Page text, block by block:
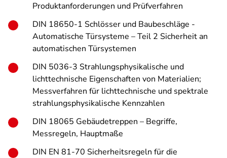
Produktanforderungen und Prüfverfahren
DIN 18650-1 Schlösser und Baubeschläge -
Automatische Türsysteme – Teil 2 Sicherheit an
automatischen Türsystemen
DIN 5036-3 Strahlungsphysikalische und
lichttechnische Eigenschaften von Materialien;
Messverfahren für lichttechnische und spektrale
strahlungsphysikalische Kennzahlen
DIN 18065 Gebäudetreppen – Begriffe,
Messregeln, Hauptmaße
DIN EN 81-70 Sicherheitsregeln für die